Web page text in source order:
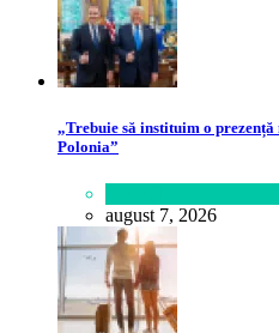
„Trebuie să instituim o
Polonia”
august 7, 2026